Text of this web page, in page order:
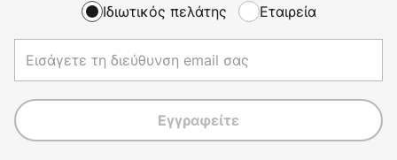
Ιδιωτικός πελάτης Εταιρεία
Εγγραφείτε